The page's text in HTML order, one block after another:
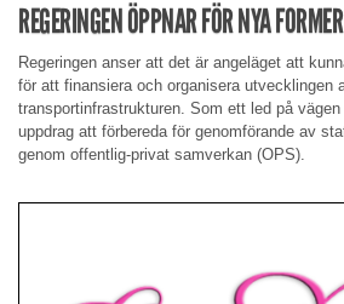
REGERINGEN ÖPPNAR FÖR NYA
Regeringen anser att det är angeläget att
för att finansiera och organisera utvecklingen
transportinfrastrukturen. Som ett led på
uppdrag att förbereda för genomförande av
genom offentlig-privat samverkan (OPS).